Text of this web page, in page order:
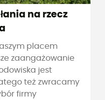
na rzecz
placem
zaangażowanie
jest
też zwracamy
firmy